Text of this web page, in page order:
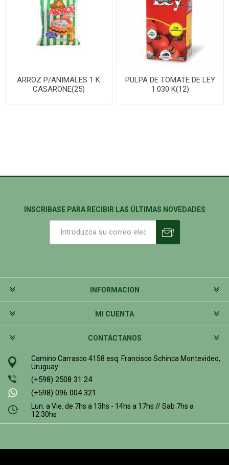
ARROZ P/ANIMALES 1 K
CASARONE(25)
PULPA DE TOMATE DE LEY
1.030 K(12)
INSCRIBASE PARA RECIBIR LAS ÚLTIMAS NOVEDADES
INFORMACION
MI CUENTA
CONTÁCTANOS
Camino Carrasco 4158 esq. Francisco Schinca Montevideo,
Uruguay
(+598) 2508 31 24
(+598) 096 004 321
Lun. a Vie. de 7hs a 13hs - 14hs a 17hs // Sab 7hs a
12:30hs